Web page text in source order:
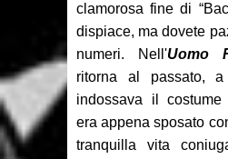
Seconda parte
Recensione:
clamorosa fine di
dispiace, ma dovete
numeri. Nell'Uomo
ritorna al passato,
indossava il costume
era appena sposato
tranquilla vita